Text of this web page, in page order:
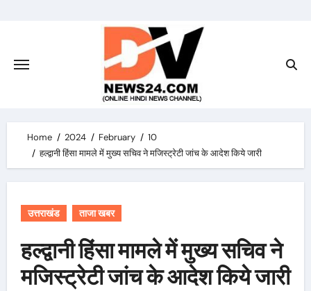
Home 2024 February
10
हल्द्वानी हिंसा मामले में मुख्य सचिव ने मजिस्ट्रेटी जांच के आदेश किये जारी
उत्तराखंड ताजा खबर
हल्द्वानी हिंसा मामले में मुख्य सचिव ने
मजिस्ट्रेटी जांच के आदेश किये जारी